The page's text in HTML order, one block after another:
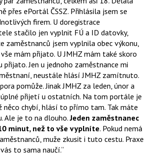
přes ePortál ČSSZ. Přihlásila jsem se
firem. U doregistrace
stačilo jen vyplnit FÚ a ID datovky,
zaměstnanců jsem vyplnila obec výkonu,
mám přijato. U JMHZ mám také skoro
přijato. Jen u jednoho zaměstnance mi
neustále hlásí JMHZ zamítnuto.
pomůže. Jinak JMHZ za leden, únor a
přijetí u ostatních. Na tom portále je
něco chybí, hlásí to přímo tam. Tak máte
Ale je to na dlouho.Jeden zaměstnanec
minut, než to vše vyplníte. Pokud nemá
muže zkusit i tuto cestu. Praxe
to sama naučí.